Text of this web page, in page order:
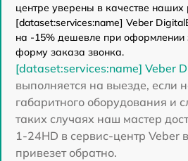
центре уверены в качестве наших
[dataset:services:name] Veber
на -15% дешевле при оформлении
форму заказа звонка.
[dataset:services:name] Veber
выполняется на выезде, если
габаритного оборудования и
таких случаях наш мастер
1-24HD в сервис-центр Veber
привезет обратно.